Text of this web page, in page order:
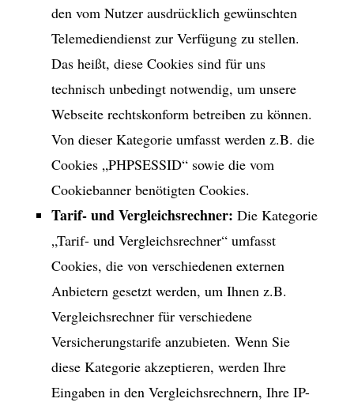
den vom Nutzer ausdrücklich gewünschten
Telemediendienst zur Verfügung zu stellen.
Das heißt, diese Cookies sind für uns
technisch unbedingt notwendig, um unsere
Webseite rechtskonform betreiben zu können.
Von dieser Kategorie umfasst werden z.B. die
Cookies „PHPSESSID“ sowie die vom
Cookiebanner benötigten Cookies.
Tarif- und Vergleichsrechner: Die Kategorie
„Tarif- und Vergleichsrechner“ umfasst
Cookies, die von verschiedenen externen
Anbietern gesetzt werden, um Ihnen z.B.
Vergleichsrechner für verschiedene
Versicherungstarife anzubieten. Wenn Sie
diese Kategorie akzeptieren, werden Ihre
Eingaben in den Vergleichsrechnern, Ihre IP-